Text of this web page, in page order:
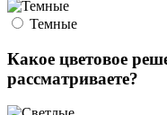
Темные
Какое цветовое
рассматриваете?